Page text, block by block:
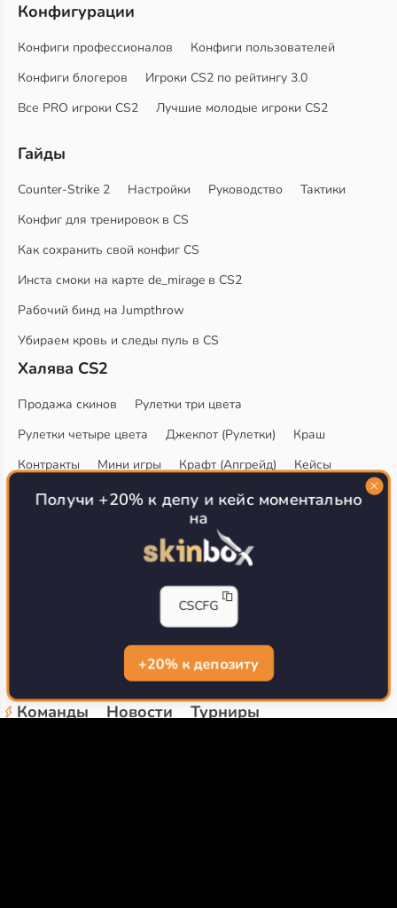
Конфигурации
Конфиги профессионалов
Конфиги пользователей
Конфиги блогеров
Игроки CS2 по рейтингу 3.0
Все PRO игроки CS2
Лучшие молодые игроки CS2
Гайды
Counter-Strike 2 Настройки Руководство
Тактики
Конфиг для тренировок в CS
Как сохранить свой конфиг CS
Инста смоки на карте de_mirage в CS2
Рабочий бинд на Jumpthrow
Убираем кровь и следы пуль в CS
Халява CS2
Продажа скинов
Рулетки три цвета
Рулетки четыре цвета
Джекпот (Рулетки)
Краш
Контракты
Мини игры Крафт (Апгрейд)
Кейсы
Обменники
Ставки на матчи
Прицелы ПРО игроков CS2
Прицел симпла
Прицел монеси
Прицел мармока
Прицел бит
Прицелы PRO игроков
Команды Новости
Турниры
Получи +20% к депу и кейс моментально
на
CSCFG
+20% к депозиту